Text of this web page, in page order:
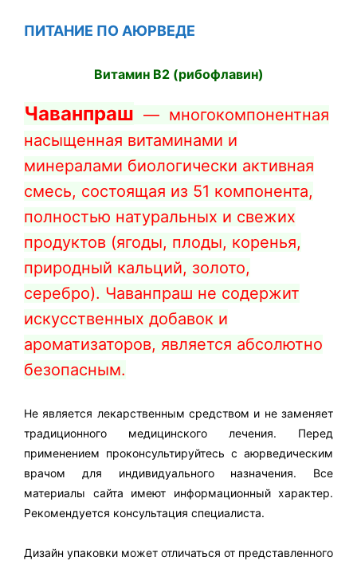
ПИТАНИЕ ПО АЮРВЕДЕ
Витамин В2 (рибофлавин)
Чаванпраш — многокомпонентная
насыщенная витаминами и
минералами биологически активная
смесь, состоящая из 51 компонента,
полностью натуральных и свежих
продуктов (ягоды, плоды, коренья,
природный кальций, золото,
серебро). Чаванпраш не содержит
искусственных добавок и
ароматизаторов, является абсолютно
безопасным.
Не является лекарственным средством и не заменяет
традиционного медицинского лечения. Перед
применением проконсультируйтесь с аюрведическим
врачом для индивидуального назначения. Все
материалы сайта имеют информационный характер.
Рекомендуется консультация специалиста.
Дизайн упаковки может отличаться от представленного